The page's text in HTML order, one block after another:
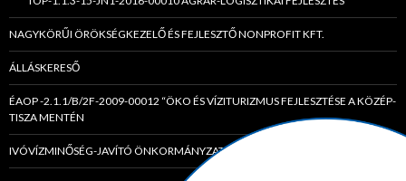
NAGYKÖRŰI ÖRÖKSÉGKEZELŐ ÉS FEJLESZTŐ NONPROFIT KFT.
ÁLLÁSKERESŐ
ÉAOP -2.1.1/B/2F-2009-00012 “ÖKO ÉS VÍZITURIZMUS FEJLESZTÉSE A KÖZÉP-
TISZA MENTÉN
IVÓVÍZMINŐSÉG-JAVÍTÓ ÖNKORMÁNYZATI TÁRSULÁS